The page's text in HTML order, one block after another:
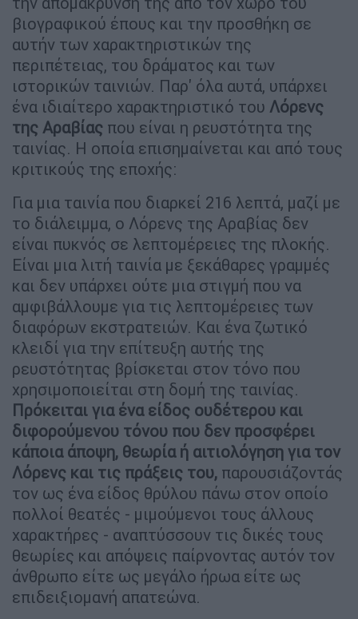
βιογραφικού έπους και την προσθήκη σε
αυτήν των χαρακτηριστικών της
περιπέτειας, του δράματος και των
ιστορικών ταινιών. Παρ' όλα αυτά, υπάρχει
ένα ιδιαίτερο χαρακτηριστικό του Λόρενς
της Αραβίας που είναι η ρευστότητα της
ταινίας. Η οποία επισημαίνεται και από τους
κριτικούς της εποχής:
Για μια ταινία που διαρκεί 216 λεπτά, μαζί με
το διάλειμμα, ο Λόρενς της Αραβίας δεν
είναι πυκνός σε λεπτομέρειες της πλοκής.
Είναι μια λιτή ταινία με ξεκάθαρες γραμμές
και δεν υπάρχει ούτε μια στιγμή που να
αμφιβάλλουμε για τις λεπτομέρειες των
διαφόρων εκστρατειών. Και ένα ζωτικό
κλειδί για την επίτευξη αυτής της
ρευστότητας βρίσκεται στον τόνο που
χρησιμοποιείται στη δομή της ταινίας.
Πρόκειται για ένα είδος ουδέτερου και
διφορούμενου τόνου που δεν προσφέρει
κάποια άποψη, θεωρία ή αιτιολόγηση για τον
Λόρενς και τις πράξεις του, παρουσιάζοντάς
τον ως ένα είδος θρύλου πάνω στον οποίο
πολλοί θεατές - μιμούμενοι τους άλλους
χαρακτήρες - αναπτύσσουν τις δικές τους
θεωρίες και απόψεις παίρνοντας αυτόν τον
άνθρωπο είτε ως μεγάλο ήρωα είτε ως
επιδειξιομανή απατεώνα.